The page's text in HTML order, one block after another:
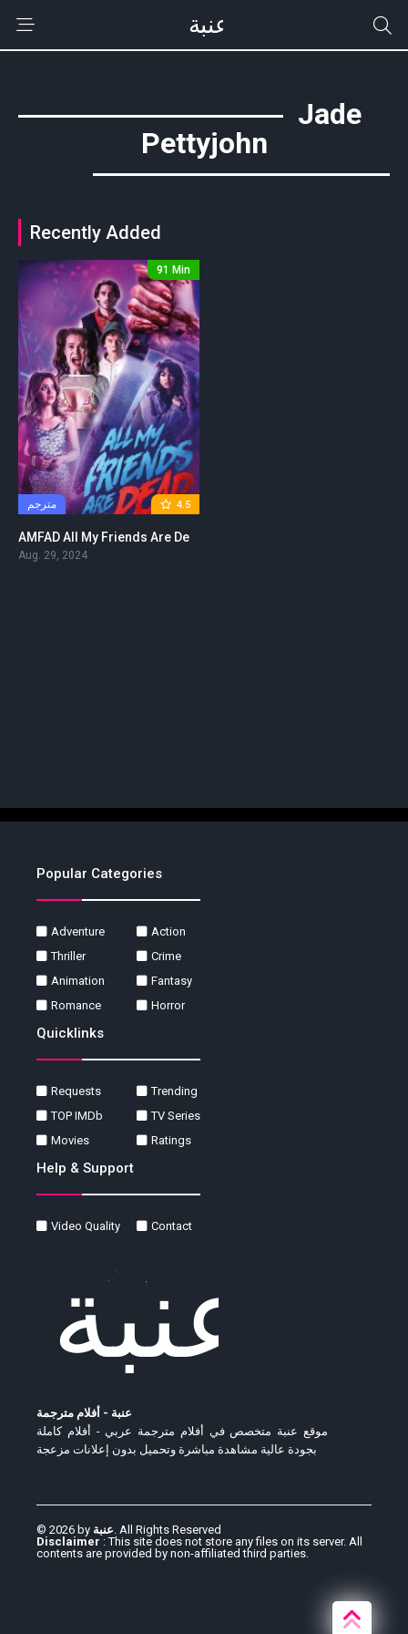
Jade
Pettyjohn
Recently Added
4.5 مترجم
91 Min
Aug. 29, 2024
Popular Categories
Adventure
Action
Thriller
Crime
Animation
Fantasy
Romance
Horror
Quicklinks
Requests
Trending
TOP IMDb
TV Series
Movies
Ratings
Help & Support
Video Quality Contact
عنبة - أفلام مترجمة
موقع عنبة متخصص في أفلام مترجمة عربي - أفلام كاملة
بجودة عالية مشاهدة مباشرة وتحميل بدون إعلانات مزعجة
© 2026 by عنبة. All Rights Reserved
Disclaimer : This site does not store any files on its server. All
contents are provided by non-affiliated third parties.